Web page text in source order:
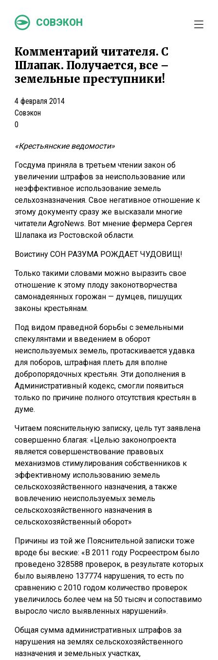
СОВЭКОН
Комментарий читателя. С
Шлапак. Получается, все –
земельные преступники!
4 февраля 2014
Совэкон
0
«Крестьянские ведомости»
Госдума приняла в третьем чтении закон об
увеличении штрафов за неиспользование или
неэффективное использование земель
сельхозназначения. Свое негативное отношение к
этому документу сразу же высказали многие
читатели AgroNews. Вот мнение фермера Сергея
Шлапака из Ростовской области.
Воистину СОН РАЗУМА РОЖДАЕТ ЧУДОВИЩ!
Только такими словами можно выразить свое
отношение к этому плоду законотворчества
самонадеянных горожан — думцев, пишущих
законы крестьянам.
Под видом праведной борьбы с земельными
спекулянтами и введением в оборот
неиспользуемых земель, протаскивается удавка
для поборов, штрафная плеть для вполне
добропорядочных крестьян. Эти дополнения в
Административный кодекс, смогли появиться
только по причине полного отсутствия крестьян в
думе.
Читаем пояснительную записку, цель тут заявлена
совершенно благая: «Целью законопроекта
является совершенствование правовых
механизмов стимулирования собственников к
эффективному использованию земель
сельскохозяйственного назначения, а также
вовлечению неиспользуемых земель
сельскохозяйственного назначения в
сельскохозяйственный оборот»
Причины из той же Пояснительной записки тоже
вроде бы веские: «В 2011 году Росреестром было
проведено 328588 проверок, в результате которых
было выявлено 137774 нарушения, то есть по
сравнению с 2010 годом количество проверок
увеличилось более чем на 50 тысяч и сопоставимо
выросло число выявленных нарушений».
Общая сумма административных штрафов за
нарушения на землях сельскохозяйственного
назначения и земельных участках,